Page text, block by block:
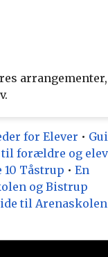
arrangementer,
for Elever •
til forældre og
Tåstrup • En
og Bistrup
til